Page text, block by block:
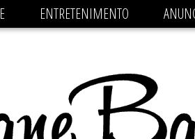
ENTRETENIMENTO